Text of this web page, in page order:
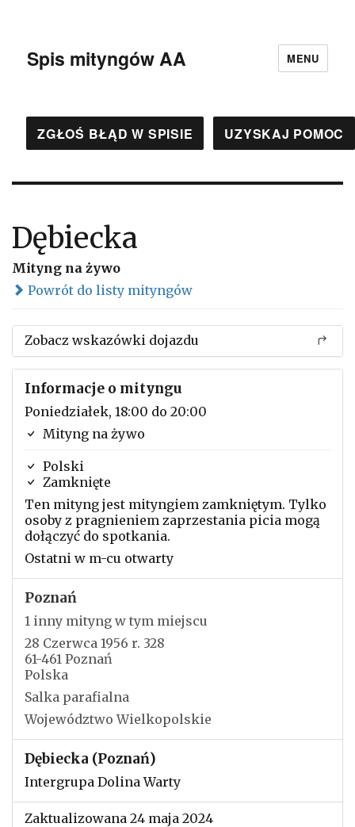
Spis mityngów AA MENU
ZGŁOŚ BŁĄD W SPISIE UZYSKAJ POMOC
Dębiecka
Mityng na żywo
Powrót do listy mityngów
Zobacz wskazówki dojazdu
Informacje o mityngu
Poniedziałek, 18:00 do 20:00
Mityng na żywo
Polski
Zamknięte
Ten mityng jest mityngiem zamkniętym. Tylko
osoby z pragnieniem zaprzestania picia mogą
dołączyć do spotkania.
Ostatni w m-cu otwarty
Poznań
1 inny mityng w tym miejscu
28 Czerwca 1956 r. 328
61-461 Poznań
Polska
Salka parafialna
Województwo Wielkopolskie
Dębiecka (Poznań)
Intergrupa Dolina Warty
Zaktualizowana 24 maja 2024